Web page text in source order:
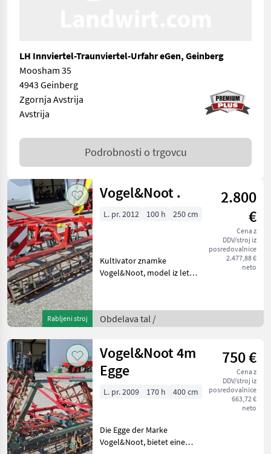
LH Innviertel-Traunviertel-Urfahr eGen, Geinberg
Moosham 35
4943 Geinberg
Zgornja Avstrija
Avstrija
Podrobnosti o trgovcu
Rabljeni stroj
Vogel&Noot .
2.800
€
Cena z
DDV/stroj iz
posredovalnice
2.477,88 €
neto
L. pr. 2012 100 h 250 cm
Kultivator znamke
Vogel&Noot, model iz leta
za obdelavo tal. Z
impresivno delovno širino
Obdelava tal /
Vogel&Noot 4m
Egge
750 €
Cena z
DDV/stroj iz
posredovalnice
663,72 €
neto
L. pr. 2009 170 h 400 cm
Die Egge der Marke
Vogel&Noot, bietet eine